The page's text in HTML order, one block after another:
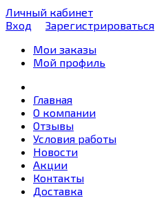
Личный кабинет
Вход
Зарегистрироваться
Мои заказы
Мой профиль
Главная
О компании
Отзывы
Условия работы
Новости
Акции
Контакты
Доставка